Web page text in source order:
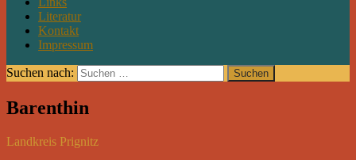
Literatur
Kontakt
Impressum
Suchen nach:
Barenthin
Landkreis Prignitz